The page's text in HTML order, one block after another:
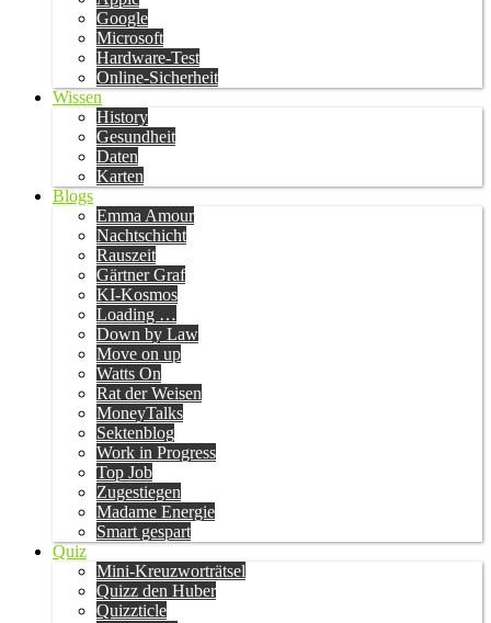
Google
Microsoft
Hardware-Test
Online-Sicherheit
Wissen
History
Gesundheit
Daten
Karten
Blogs
Emma Amour
Nachtschicht
Rauszeit
Gärtner Graf
KI-Kosmos
Loading …
Down by Law
Move on up
Watts On
Rat der Weisen
MoneyTalks
Sektenblog
Work in Progress
Top Job
Zugestiegen
Madame Energie
Smart gespart
Quiz
Mini-Kreuzworträtsel
Quizz den Huber
Quizzticle